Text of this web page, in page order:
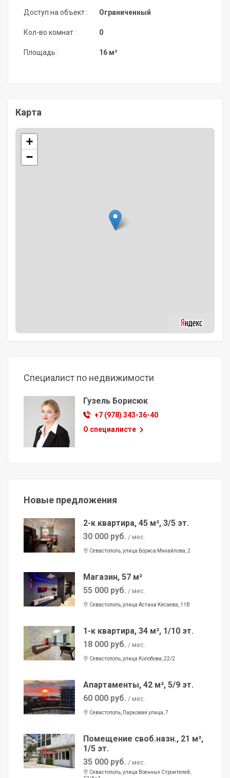
Доступ на объект :
Кол-во комнат :
Площадь :
Ограниченный
0
16 м²
Карта
+
−
Специалист по недвижимости
Гузель Борисюк
+7 (978) 343-36-40
О специалисте
Новые предложения
2-к квартира, 45 м², 3/5 эт.
30 000 руб. / мес.
Севастополь, улица Бориса Михайлова, 2
Магазин, 57 м²
55 000 руб. / мес.
Севастополь, улица Астана Кесаева, 11В
1-к квартира, 34 м², 1/10 эт.
18 000 руб. / мес.
Севастополь, улица Колобова, 22/2
Апартаменты, 42 м², 5/9 эт.
60 000 руб. / мес.
Севастополь, Парковая улица, 7
Помещение своб.назн., 21 м²,
1/5 эт.
35 000 руб. / мес.
Севастополь, улица Военных Строителей,